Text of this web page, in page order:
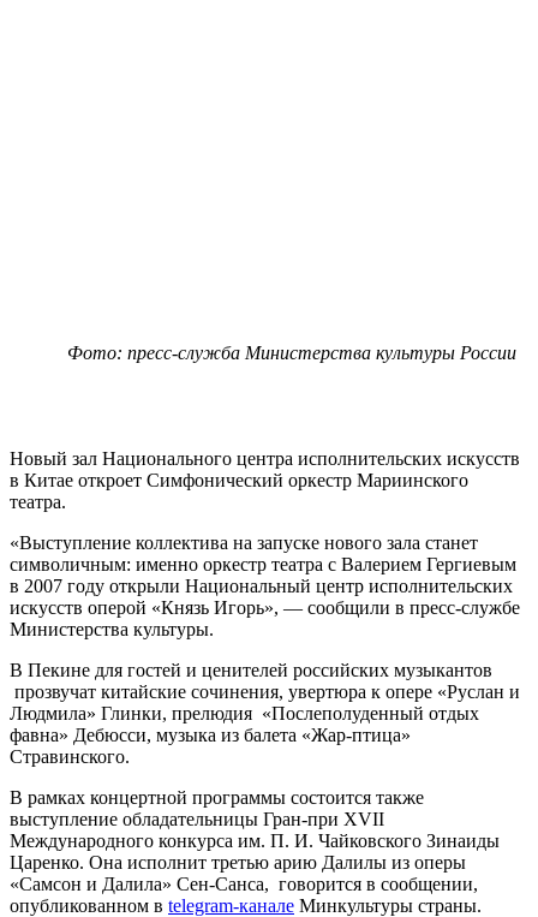
Фото: пресс-служба Министерства культуры России
Новый зал Национального центра исполнительских искусств
в Китае откроет Симфонический оркестр Мариинского
театра.
«Выступление коллектива на запуске нового зала станет
символичным: именно оркестр театра с Валерием Гергиевым
в 2007 году открыли Национальный центр исполнительских
искусств оперой «Князь Игорь», — сообщили в пресс-службе
Министерства культуры.
В Пекине для гостей и ценителей российских музыкантов
прозвучат китайские сочинения, увертюра к опере «Руслан и
Людмила» Глинки, прелюдия «Послеполуденный отдых
фавна» Дебюсси, музыка из балета «Жар-птица»
Стравинского.
В рамках концертной программы состоится также
выступление обладательницы Гран-при XVII
Международного конкурса им. П. И. Чайковского Зинаиды
Царенко. Она исполнит третью арию Далилы из оперы
«Самсон и Далила» Сен-Санса, говорится в сообщении,
опубликованном в telegram-канале Минкультуры страны.